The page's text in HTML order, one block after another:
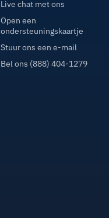
Live chat met ons
Open een
ondersteuningskaartje
Stuur ons een e-mail
Bel ons (888) 404-1279